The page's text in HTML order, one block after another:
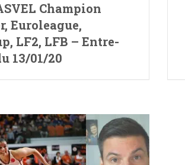
Champion
Euroleague,
LF2, LFB – Entre-
13/01/20